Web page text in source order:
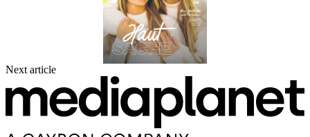
Next article